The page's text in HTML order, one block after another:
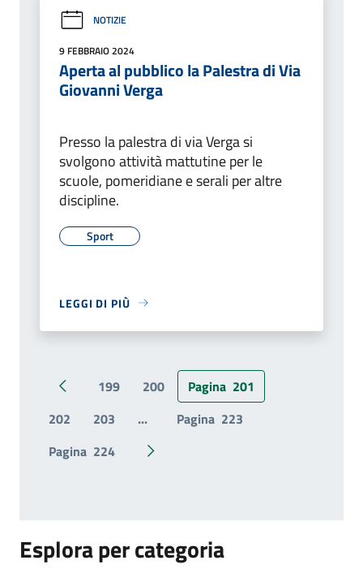
NOTIZIE
9 FEBBRAIO 2024
Aperta al pubblico la Palestra di Via
Giovanni Verga
Presso la palestra di via Verga si
svolgono attività mattutine per le
scuole, pomeridiane e serali per altre
discipline.
Sport
LEGGI DI PIÙ
Pagina precedente
199 200 Pagina 201
202
203 ... Pagina 223
Pagina 224 Pagina successiva
Esplora per categoria